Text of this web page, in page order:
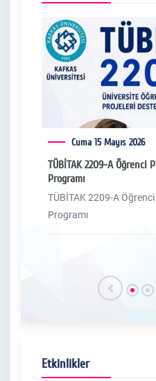
Cuma 15 Mayıs 2026
TÜBİTAK 2209-A Öğrenci
Programı
TÜBİTAK 2209-A
Programı
Etkinlikler